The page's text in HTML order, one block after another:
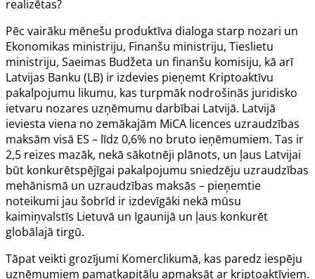
realizētas?
Pēc vairāku mēnešu produktīva dialoga starp nozari un
Ekonomikas ministriju, Finanšu ministriju, Tieslietu
ministriju, Saeimas Budžeta un finanšu komisiju, kā arī
Latvijas Banku (LB) ir izdevies pieņemt Kriptoaktīvu
pakalpojumu likumu, kas turpmāk nodrošinās juridisko
ietvaru nozares uzņēmumu darbībai Latvijā. Latvijā
ieviesta viena no zemākajām MiCA licences uzraudzības
maksām visā ES – līdz 0,6% no bruto ieņēmumiem. Tas ir
2,5 reizes mazāk, nekā sākotnēji plānots, un ļaus Latvijai
būt konkurētspējīgai pakalpojumu sniedzēju uzraudzības
mehānismā un uzraudzības maksās – pieņemtie
noteikumi jau šobrīd ir izdevīgāki nekā mūsu
kaimiņvalstīs Lietuvā un Igaunijā un ļaus konkurēt
globālajā tirgū.
Tāpat veikti grozījumi Komerclikumā, kas paredz iespēju
uzņēmumiem pamatkapitālu apmaksāt ar kriptoaktīviem.